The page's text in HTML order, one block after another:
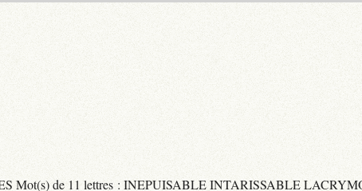
Mot(s) de 11 lettres : INEPUISABLE INTARISSABLE